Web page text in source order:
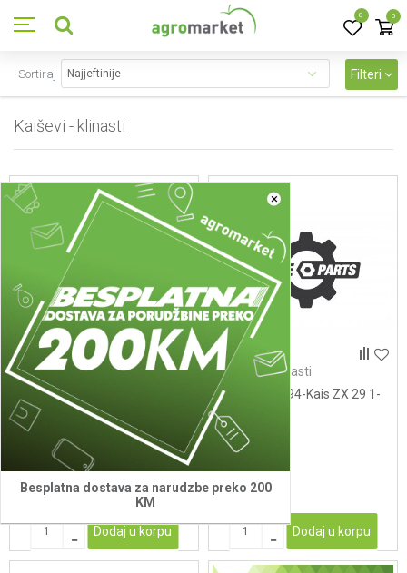
0 0
×
Besplatna dostava za narudzbe preko 200
KM
Kaiševi - klinasti
Sortiraj Filteri
Kaiševi - klinasti
00321005184 - Kais XPZ
630
36,00
Dodaj u korpu
Kaiševi - klinasti
00321005194-Kais ZX 29 1-
49,00
Dodaj u korpu